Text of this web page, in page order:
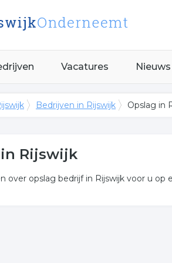
Vacatures Nieuws
Bedrijven in Rijswijk Opslag in
Rijswijk
over opslag bedrijf in Rijswijk voor u op